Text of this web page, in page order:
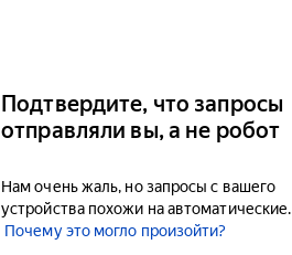
Подтвердите, что запросы
отправляли вы, а не робот
Нам очень жаль, но запросы с вашего
устройства похожи на автоматические.
Почему это могло произойти?